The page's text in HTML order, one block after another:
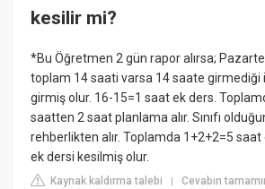
kesilir mi?
*Bu Öğretmen 2 gün rapor alırsa;
toplam 14 saati varsa 14 saate girmediği
girmiş olur. 16-15=1 saat ek ders.
saatten 2 saat planlama alır. Sınıfı
rehberlikten alır. Toplamda 1+2+2=5 saat
ek dersi kesilmiş olur.
Kaynak kaldırma talebi |Cevabın